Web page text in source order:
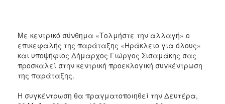
ΠΟΛΗΜε κεντρικό σύνθημα «Τολμήστε την αλλαγή» ο
επικεφαλής της παράταξης «Ηράκλειο για όλους»
και υποψήφιος Δήμαρχος Γιώργος Σισαμάκης σας
προσκαλεί στην κεντρική προεκλογική συγκέντρωση
της παράταξης.
Η συγκέντρωση θα πραγματοποιηθεί την Δευτέρα,